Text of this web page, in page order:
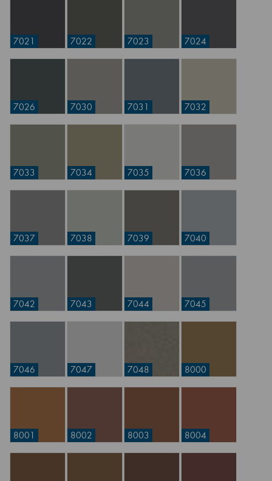
7021 7022 7023 7024
7026 7030 7031 7032
7033 7034 7035 7036
7037 7038 7039 7040
7042 7043 7044 7045
7046 7047 7048 8000
8001 8002 8003 8004